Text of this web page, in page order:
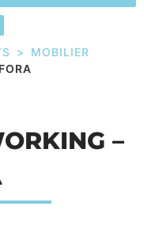
>
MOBILIER
FORA
–